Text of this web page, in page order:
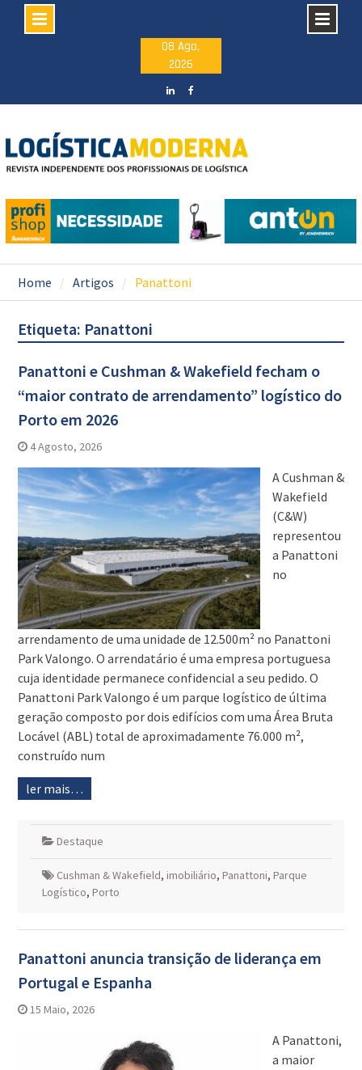
08 Ago,
2026
Home Artigos Panattoni
Etiqueta: Panattoni
Panattoni e Cushman & Wakefield fecham o
“maior contrato de arrendamento” logístico do
Porto em 2026
4 Agosto, 2026
A Cushman &
Wakefield
(C&W)
representou
a Panattoni
no
arrendamento de uma unidade de 12.500m² no Panattoni
Park Valongo. O arrendatário é uma empresa portuguesa
cuja identidade permanece confidencial a seu pedido. O
Panattoni Park Valongo é um parque logístico de última
geração composto por dois edifícios com uma Área Bruta
Locável (ABL) total de aproximadamente 76.000 m²,
construído num
ler mais…
Destaque
Cushman & Wakefield, imobiliário, Panattoni, Parque
Logístico, Porto
Panattoni anuncia transição de liderança em
Portugal e Espanha
15 Maio, 2026
A Panattoni,
a maior